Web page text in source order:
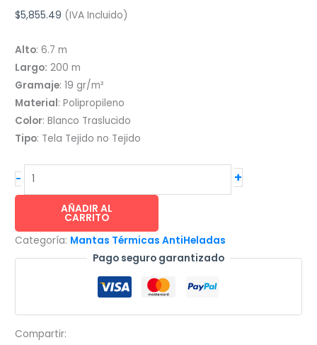
$5,855.49 (IVA Incluido)
Alto: 6.7 m
Largo: 200 m
Gramaje: 19 gr/m²
Material: Polipropileno
Color: Blanco Traslucido
Tipo: Tela Tejido no Tejido
-
INVERNAVELO®
protección
heladas
-
cantidad
+
AÑADIR AL
CARRITO
Categoría: Mantas Térmicas AntiHeladas
Pago seguro garantizado
Compartir: